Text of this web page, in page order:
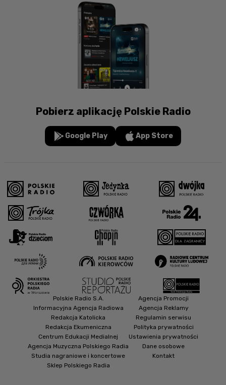
Pobierz aplikację Polskie Radio
Google Play App Store
Polskie Radio S.A.
Informacyjna Agencja Radiowa
Redakcja Katolicka
Redakcja Ekumeniczna
Centrum Edukacji Medialnej
Agencja Muzyczna Polskiego Radia
Studia nagraniowe i koncertowe
Sklep Polskiego Radia
Agencja Promocji
Agencja Reklamy
Regulamin serwisu
Polityka prywatności
Ustawienia prywatności
Dane osobowe
Kontakt